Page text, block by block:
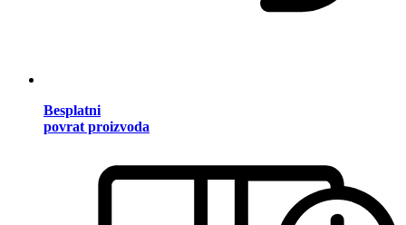
Besplatni
povrat proizvoda